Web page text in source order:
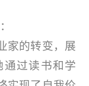
的转变，展
通过读书和学